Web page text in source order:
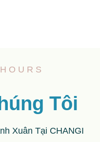
Tôi
Xuân Tại CHANGI